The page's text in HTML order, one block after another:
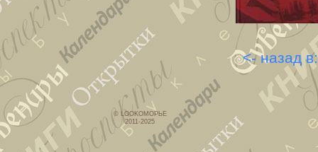
<- назад
© LOOKОМОРЬЕ
2011-2025